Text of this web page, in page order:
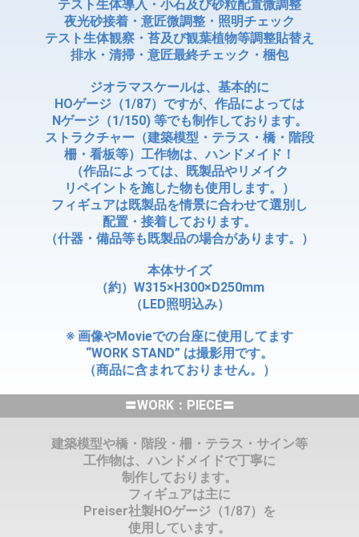
テスト生体導入・小石及び砂粒配置微調整
夜光砂接着・意匠微調整・照明チェック
テスト生体観察・苔及び観葉植物等調整貼替え
排水・清掃・意匠最終チェック・梱包
ジオラマスケールは、基本的に
HOゲージ（1/87）ですが、作品によっては
Nゲージ（1/150) 等でも制作しております。
ストラクチャー（建築模型・テラス・橋・階段
柵・看板等）工作物は、ハンドメイド！
（作品によっては、既製品やリメイク
リペイントを施した物も使用します。）
フィギュアは既製品を情景に合わせて選別し
配置・接着しております。
（什器・備品等も既製品の場合があります。）
本体サイズ
（約）W315×H300×D250mm
（LED照明込み）
※ 画像やMovieでの台座に使用してます
“WORK STAND” は撮影用です。
（商品に含まれておりません。）
〓WORK：PIECE〓
建築模型や橋・階段・柵・テラス・サイン等
工作物は、ハンドメイドで丁寧に
制作しております。
フィギュアは主に
Preiser社製HOゲージ（1/87）を
使用しています。